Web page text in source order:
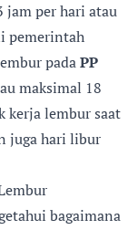
jam per hari atau
pemerintah
padaPP
maksimal 18
kerja lembur saat
juga hari libur
bagaimana